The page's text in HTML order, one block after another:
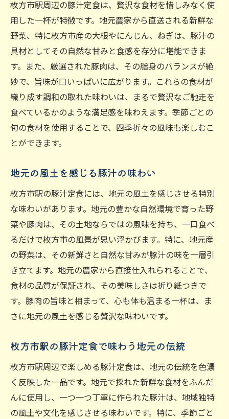
枚方市駅周辺の豚汁定食は、贅沢な食材を惜しみなく使
用した一杯が特徴です。地元農家から直送される新鮮な
野菜、特に枚方市産の大根やにんじん、ねぎは、豚汁の
具材としてその自然な甘みと食感を存分に堪能できま
す。また、厳選された豚肉は、その脂身のバランスが絶
妙で、旨味が口いっぱいに広がります。これらの食材が
織り成す調和の取れた味わいは、まるで贅沢なご馳走を
食べているかのような満足感を味わえます。季節ごとの
旬の食材を使用することで、四季折々の風味も楽しむこ
とができます。
地元の風土を感じる豚汁の味わい
枚方市駅の豚汁定食には、地元の風土を感じさせる特別
な味わいがあります。地元の豊かな自然環境で育った野
菜や豚肉は、その土地ならではの風味を持ち、一口食べ
るだけで枚方市の風景が思い浮かびます。特に、地元産
の野菜は、その新鮮さと自然な甘みが豚汁の味を一層引
き立てます。地元の農家から直接仕入れられることで、
食材の品質が保証され、その美味しさは折り紙つきで
す。豚肉の旨味と相まって、心も体も温まる一杯は、ま
さに地元の風土を感じる贅沢な味わいです。
枚方市駅の豚汁定食で味わう地元の伝統
枚方市駅周辺で楽しめる豚汁定食は、地元の伝統を色濃
く反映した一品です。地元で採れた新鮮な食材をふんだ
んに使用し、一つ一つ丁寧に作られた豚汁は、地域独特
の風土や文化を感じさせる味わいです。特に、季節ごと